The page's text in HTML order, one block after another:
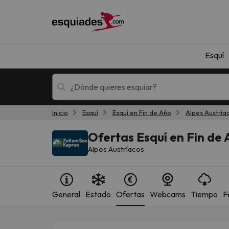
Esquí
Esquí Escapadas
Inicio Esquí Esquí en Fin de Año Alpes
Ofertas Esquí en Fin de
Alpes Austríacos
General Estado Ofertas Webcams Tiempo